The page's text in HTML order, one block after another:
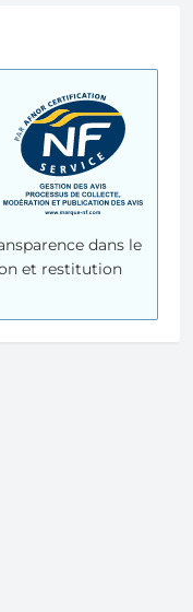
dans le
et restitution